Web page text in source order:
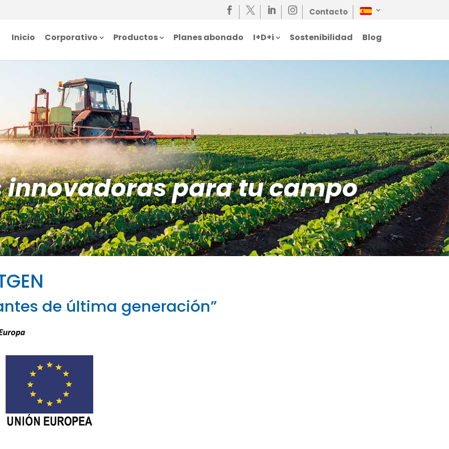
    Contacto
Inicio Corporativo Productos Planes abonado I+D+i Sostenibilidad Blog
innovadoras para tu campo
de última generación”